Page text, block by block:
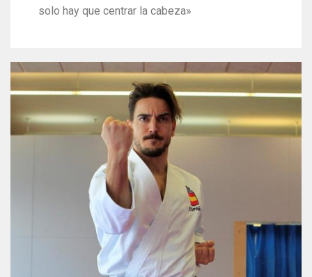
solo hay que centrar la cabeza»